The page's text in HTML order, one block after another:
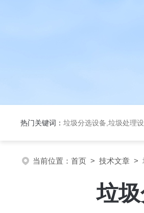
热门关键词： 垃圾分选设备,垃圾处理
当前位置： 首页 > 技术文章 >
垃